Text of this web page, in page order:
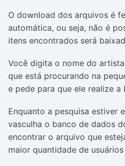
O download dos arquivos é
automática, ou seja, não é
itens encontrados será
Você digita o nome do
que está procurando na
e pede para que ele realize a
Enquanto a pesquisa estiver
vasculha o banco de dados
encontrar o arquivo que
maior quantidade de